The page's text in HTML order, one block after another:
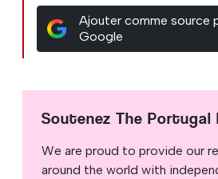
Ajouter comme source
Google
Soutenez The Portugal
We are proud to provide our
around the world with